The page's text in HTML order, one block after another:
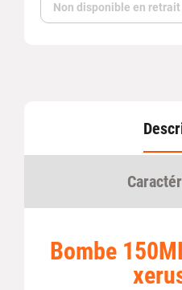
Non disponible en
Bombe